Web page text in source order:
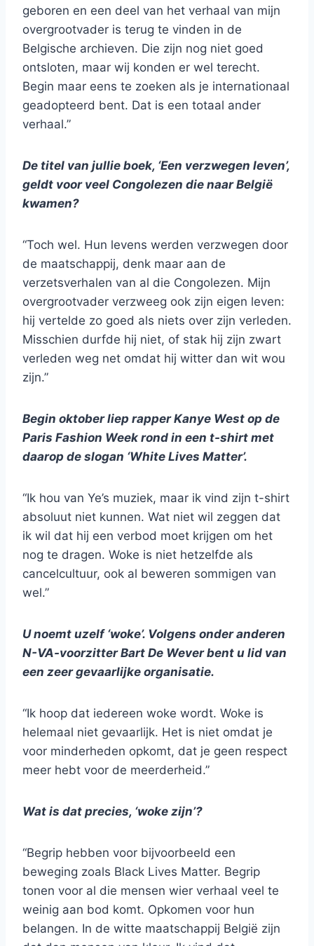
geboren en een deel van het verhaal van mijn
overgrootvader is terug te vinden in de
Belgische archieven. Die zijn nog niet goed
ontsloten, maar wij konden er wel terecht.
Begin maar eens te zoeken als je internationaal
geadopteerd bent. Dat is een totaal ander
verhaal.”
De titel van jullie boek, ‘Een verzwegen leven’,
geldt voor veel Congolezen die naar België
kwamen?
“Toch wel. Hun levens werden verzwegen door
de maatschappij, denk maar aan de
verzetsverhalen van al die Congolezen. Mijn
overgrootvader verzweeg ook zijn eigen leven:
hij vertelde zo goed als niets over zijn verleden.
Misschien durfde hij niet, of stak hij zijn zwart
verleden weg net omdat hij witter dan wit wou
zijn.”
Begin oktober liep rapper Kanye West op de
Paris Fashion Week rond in een t-shirt met
daarop de slogan ‘White Lives Matter’.
“Ik hou van Ye’s muziek, maar ik vind zijn t-shirt
absoluut niet kunnen. Wat niet wil zeggen dat
ik wil dat hij een verbod moet krijgen om het
nog te dragen. Woke is niet hetzelfde als
cancelcultuur, ook al beweren sommigen van
wel.”
U noemt uzelf ‘woke’. Volgens onder anderen
N-VA-voorzitter Bart De Wever bent u lid van
een zeer gevaarlijke organisatie.
“Ik hoop dat iedereen woke wordt. Woke is
helemaal niet gevaarlijk. Het is niet omdat je
voor minderheden opkomt, dat je geen respect
meer hebt voor de meerderheid.”
Wat is dat precies, ‘woke zijn’?
“Begrip hebben voor bijvoorbeeld een
beweging zoals Black Lives Matter. Begrip
tonen voor al die mensen wier verhaal veel te
weinig aan bod komt. Opkomen voor hun
belangen. In de witte maatschappij België zijn